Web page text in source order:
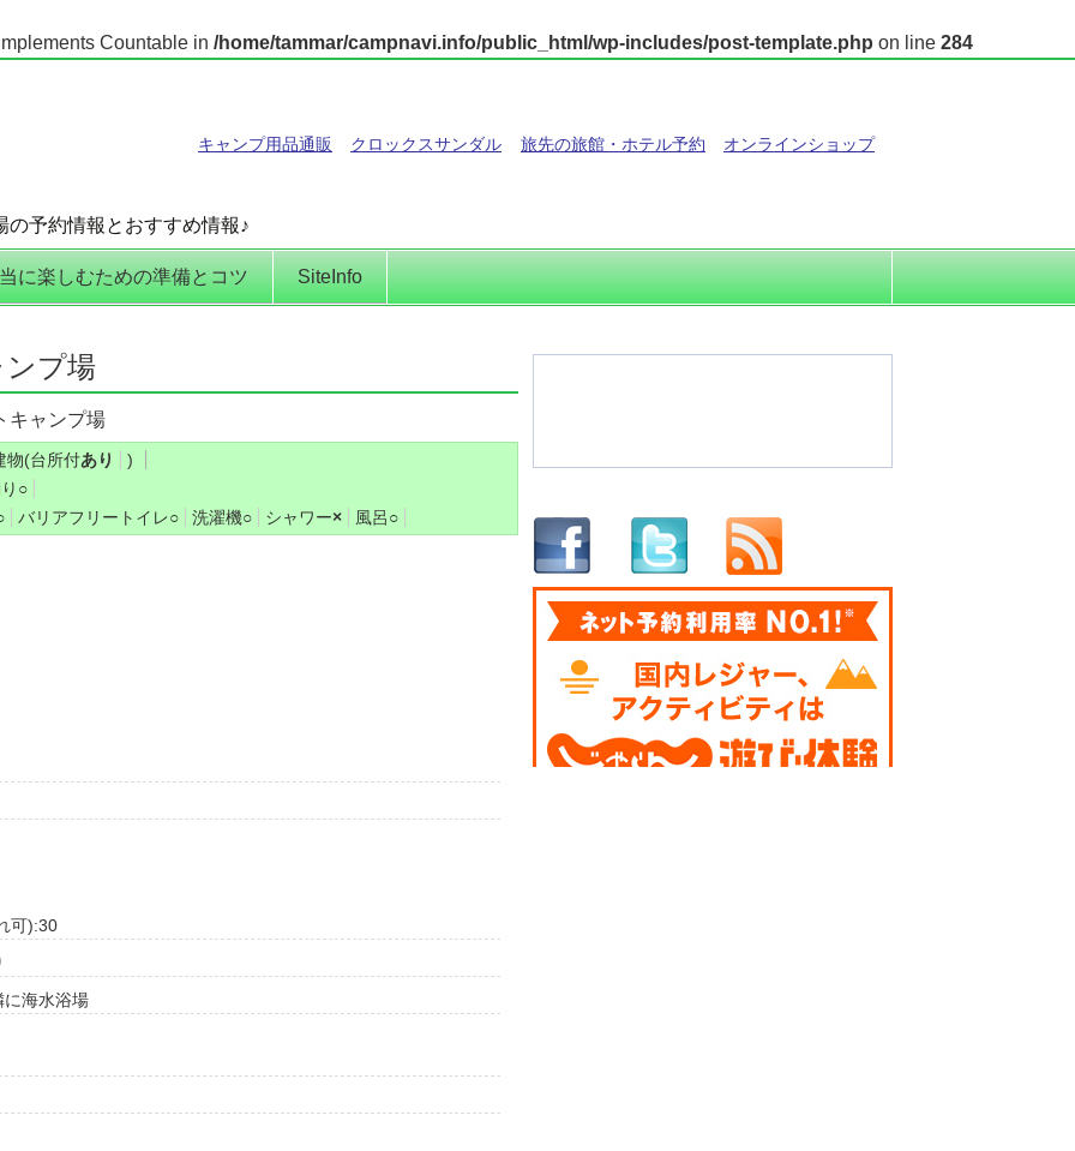
Countable in /home/tammar/campnavi.info/public_html/wp-includes/post-template.php on line 284
キャンプ用品通販 クロックスサンダル 旅先の旅館・ホテル予約 オンラインショップ
予約情報とおすすめ情報♪
に楽しむための準備とコツ SiteInfo
ンプ場
キャンプ場
物(台所付あり
)
○
バリアフリートイレ○ 洗濯機○ シャワー× 風呂○
可):30
に海水浴場